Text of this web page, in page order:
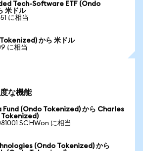
Tech-Software ETF (Ondo
米ドル
に相当
から 米ドル
に相当
な機能
Fund (Ondo Tokenized) から Charles
SCHWon に相当
(Ondo Tokenized) から